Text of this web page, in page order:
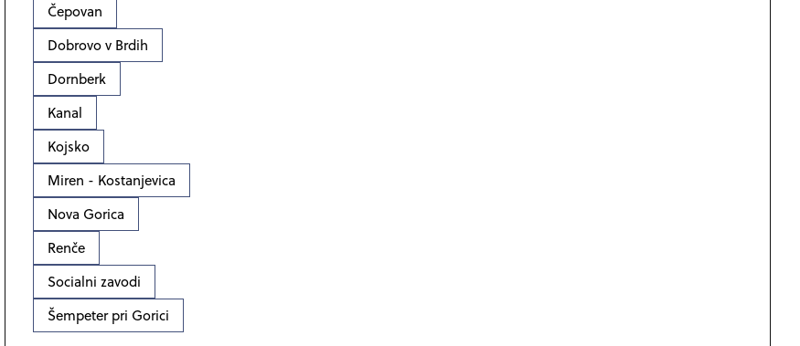
Čepovan
Dobrovo v Brdih
Dornberk
Kanal
Kojsko
Miren - Kostanjevica
Nova Gorica
Renče
Socialni zavodi
Šempeter pri Gorici